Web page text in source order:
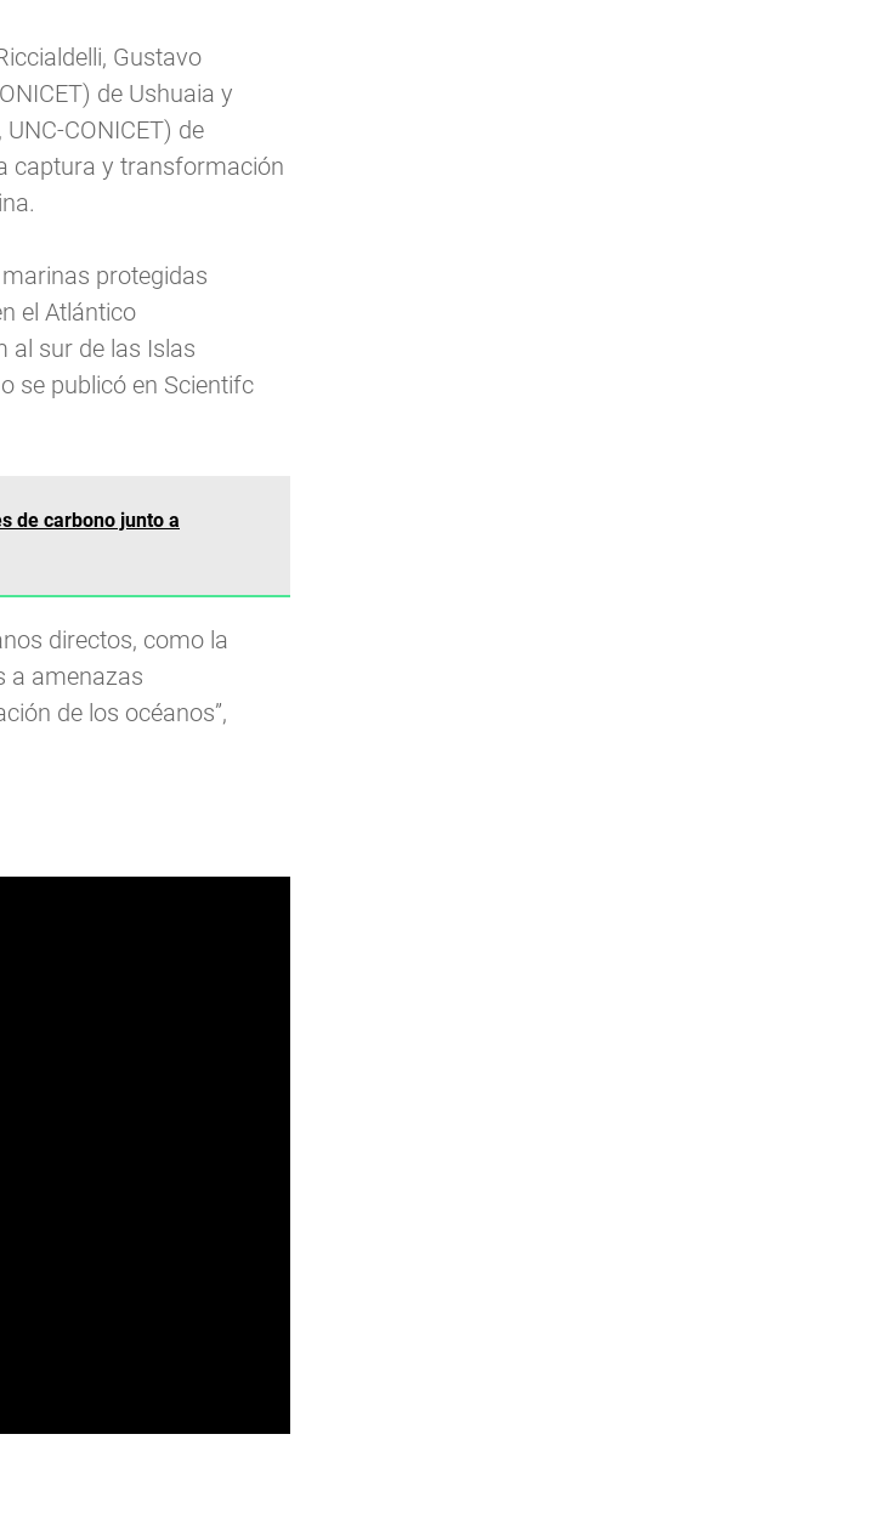
Gustavo
de Ushuaia y
CONICET) de
captura y transformación
protegidas
el Atlántico
al sur de las Islas
se publicó en Scientifc
de carbono junto a
directos, como la
a amenazas
de los océanos”,